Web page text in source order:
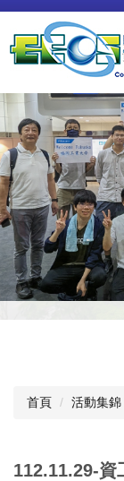
跳
到
主
要
容
區
首頁 活動集錦
112.11.29-資